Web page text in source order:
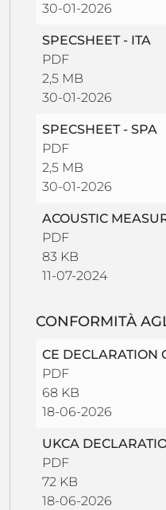
30-01-2026
SPECSHEET - ITA
PDF
2,5 MB
30-01-2026
SPECSHEET - SPA
PDF
2,5 MB
30-01-2026
ACOUSTIC
PDF
83 KB
11-07-2024
CONFORMITÀ
CE DECLARATION
PDF
68 KB
18-06-2026
UKCA
PDF
72 KB
18-06-2026